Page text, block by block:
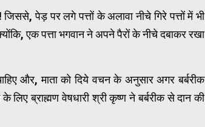
पेड़ पर लगे पत्तों के अलावा नीचे गिरे पत्तों में भी
एक पत्ता भगवान ने अपने पैरों के नीचे दबाकर रखा
और, माता को दिये वचन के अनुसार अगर बर्बरीक
ब्राह्मण वेषधारी श्री कृष्ण ने बर्बरीक से दान की